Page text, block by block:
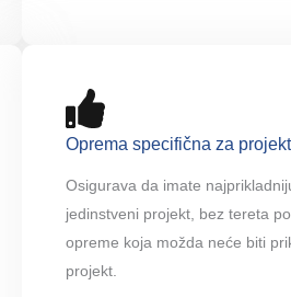
Oprema specifična za projekt
Osigurava da imate
jedinstveni projekt, bez tereta
opreme koja možda neće biti
projekt.